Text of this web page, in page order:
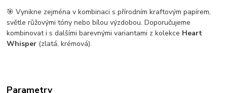
🎯 Vynikne zejména v kombinaci s přírodním kraftovým papírem,
světle růžovými tóny nebo bílou výzdobou. Doporučujeme
kombinovat i s dalšími barevnými variantami z kolekce Heart
Whisper (zlatá, krémová).
Parametry